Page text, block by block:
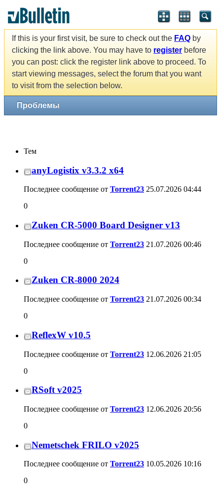
If this is your first visit, be sure to check out the FAQ by
clicking the link above. You may have to register before
you can post: click the register link above to proceed. To
start viewing messages, select the forum that you want
to visit from the selection below.
Проблемы
Тем
anyLogistix v3.3.2 x64
Последнее сообщение от Torrent23 25.07.2026 04:44
0
Zuken CR-5000 Board Designer v13
Последнее сообщение от Torrent23 21.07.2026 00:46
0
Zuken CR-8000 2024
Последнее сообщение от Torrent23 21.07.2026 00:34
0
ReflexW v10.5
Последнее сообщение от Torrent23 12.06.2026 21:05
0
RSoft v2025
Последнее сообщение от Torrent23 12.06.2026 20:56
0
Nemetschek FRILO v2025
Последнее сообщение от Torrent23 10.05.2026 10:16
0